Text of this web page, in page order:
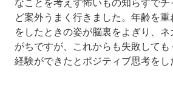
なことを考えず怖いもの知らずで
ど案外うまく行きました。年齢を
をしたときの姿が脳裏をよぎり、ネ
がちですが、これからも失敗して
経験ができたとポジティブ思考をし